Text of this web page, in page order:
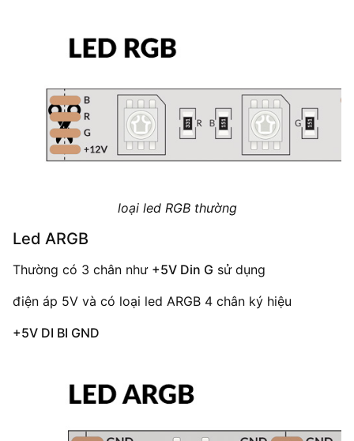
loại led RGB thường
Led ARGB
Thường có 3 chân như +5V Din G sử dụng
điện áp 5V và có loại led ARGB 4 chân ký hiệu
+5V DI BI GND